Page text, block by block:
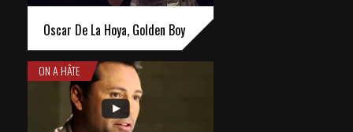
Oscar De La Hoya, Golden Boy
ON A HÂTE